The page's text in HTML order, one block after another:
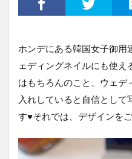
ホンデにある韓国女子御用
ェディングネイルにも使
はもちろんのこと、ウェデ
入れしていると自信とし
す♥それでは、デザインをご